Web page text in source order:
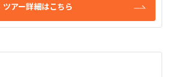
ツアー詳細はこちら